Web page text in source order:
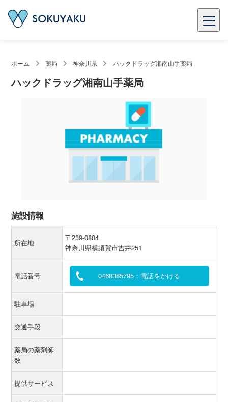
ホーム 薬局 神奈川県 ハックドラッグ湘南山手薬局
ハックドラッグ湘南山手薬局
施設情報
所在地
〒239-0804
神奈川県横須賀市吉井251
電話番号 0468385795：電話をかける
駐車場
交通手段
薬局の薬剤師
数
提供サービス